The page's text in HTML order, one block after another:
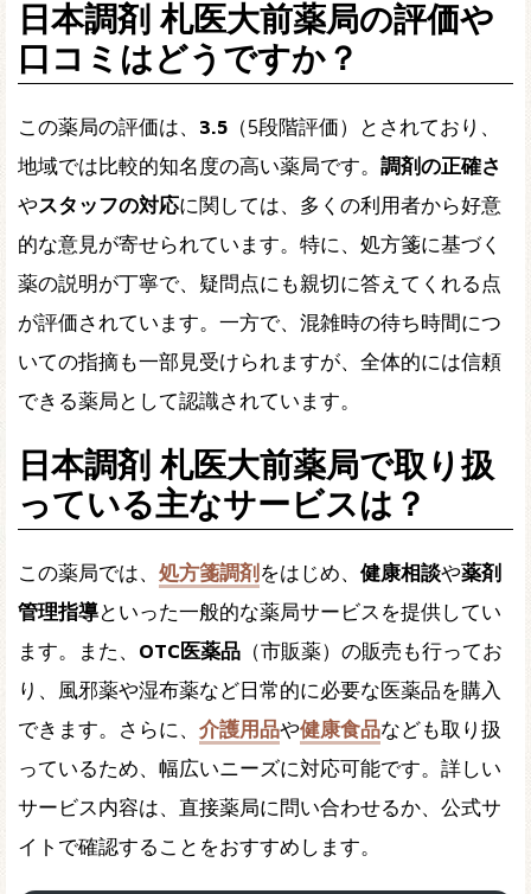
日本調剤 札医大前薬局の評価や
口コミはどうですか？
この薬局の評価は、 3.5 （5段階評価）とされており、
地域では比較的知名度の高い薬局です。 調剤の正確さ
やスタッフの対応に関しては、多くの利用者から好意
的な意見が寄せられています。特に、処方箋に基づく
薬の説明が丁寧で、疑問点にも親切に答えてくれる点
が評価されています。一方で、混雑時の待ち時間につ
いての指摘も一部見受けられますが、全体的には信頼
できる薬局として認識されています。
日本調剤 札医大前薬局で取り扱
っている主なサービスは？
この薬局では、 処方箋調剤 をはじめ、 健康相談や薬剤
管理指導といった一般的な薬局サービスを提供してい
ます。また、 OTC医薬品 （市販薬）の販売も行ってお
り、風邪薬や湿布薬など日常的に必要な医薬品を購入
できます。さらに、 介護用品や健康食品なども取り扱
っているため、幅広いニーズに対応可能です。詳しい
サービス内容は、直接薬局に問い合わせるか、公式サ
イトで確認することをおすすめします。